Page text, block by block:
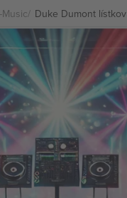
Duke Dumont lístkov
Prihlásenie